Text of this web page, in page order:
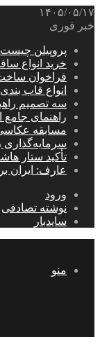
۱۴۰۵/۰۵/۱۷
خبر فوری
پروپیلن
خرید انواع
فراخوان
انواع قاب
سه تصمیم
راهنمای جامع
مسابقه
سرمایه‌گذاری روی
تأکید ستار
عارف: ایران
ورود
نوشته تصادفی
سایدبار
منو